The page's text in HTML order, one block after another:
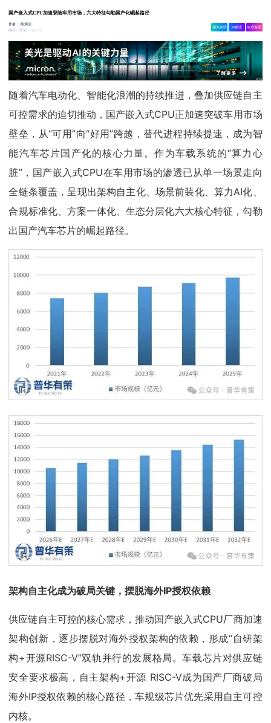
国产嵌入式CPU加速登陆车用市场，六大特征勾勒国产化崛起路径
作者：
陈炳欣
04-21 15:52
3.3w
相关舆情 AI解读 生成海报
随着汽车电动化、智能化浪潮的持续推进，叠加供应链自主
可控需求的迫切推动，国产嵌入式CPU正加速突破车用市场
壁垒，从“可用”向“好用”跨越，替代进程持续提速，成为智
能汽车芯片国产化的核心力量。作为车载系统的“算力心
脏”，国产嵌入式CPU在车用市场的渗透已从单一场景走向
全链条覆盖，呈现出架构自主化、场景前装化、算力AI化、
合规标准化、方案一体化、生态分层化六大核心特征，勾勒
出国产汽车芯片的崛起路径。
架构自主化成为破局关键，摆脱海外IP授权依赖
供应链自主可控的核心需求，推动国产嵌入式CPU厂商加速
架构创新，逐步摆脱对海外授权架构的依赖，形成“自研架
构+开源RISC-V”双轨并行的发展格局。车载芯片对供应链
安全要求极高，自主架构+开源 RISC-V成为国产厂商破局
海外IP授权依赖的核心路径，车规级芯片优先采用自主可控
内核。